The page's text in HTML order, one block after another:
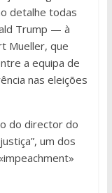
detalhe todas
Trump — à
Mueller, que
a equipa de
nas eleições
do director do
um dos